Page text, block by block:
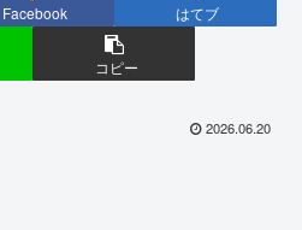
Facebook はてブ
コピー
2026.06.20